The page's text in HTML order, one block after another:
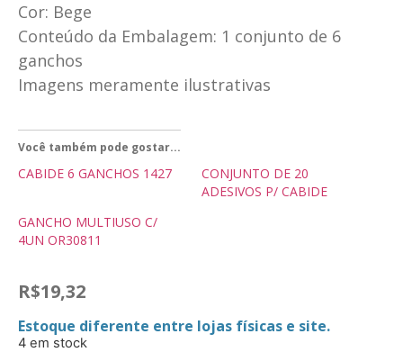
Cor: Bege
Conteúdo da Embalagem: 1 conjunto de 6
ganchos
Imagens meramente ilustrativas
Você também pode gostar...
CABIDE 6 GANCHOS 1427
CONJUNTO DE 20
ADESIVOS P/ CABIDE
GANCHO MULTIUSO C/
4UN OR30811
R$19,32
Estoque diferente entre lojas físicas e site.
4 em stock